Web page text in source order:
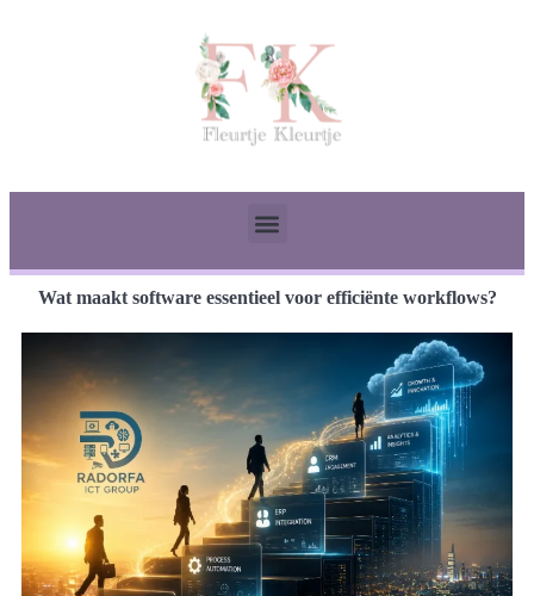
Wat maakt software essentieel voor efficiënte workflows?